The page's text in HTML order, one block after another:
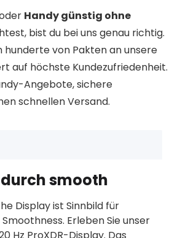
Handy günstig ohne
bist du bei uns genau richtig.
von Pakten an unsere
auf höchste Kundezufriedenheit.
Angebote, sichere
schnellen Versand.
smooth
Display ist Sinnbild für
Erleben Sie unser